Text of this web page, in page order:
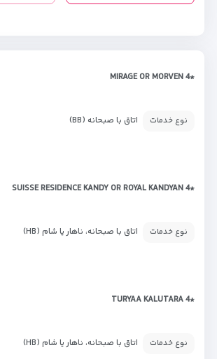
*MIRAGE OR MORVEN 4
نوع خدمات اتاق با صبحانه (BB)
*SUISSE RESIDENCE KANDY OR ROYAL KANDYAN 4
نوع خدمات اتاق با صبحانه، ناهار یا شام (HB)
*TURYAA KALUTARA 4
نوع خدمات اتاق با صبحانه، ناهار یا شام (HB)